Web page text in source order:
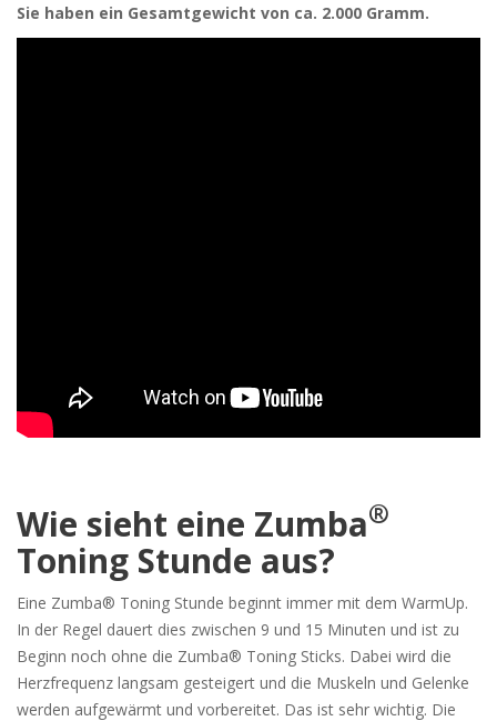
Sie haben ein Gesamtgewicht von ca. 2.000 Gramm.
Wie sieht eine Zumba®
Toning Stunde aus?
Eine Zumba® Toning Stunde beginnt immer mit dem WarmUp.
In der Regel dauert dies zwischen 9 und 15 Minuten und ist zu
Beginn noch ohne die Zumba® Toning Sticks. Dabei wird die
Herzfrequenz langsam gesteigert und die Muskeln und Gelenke
werden aufgewärmt und vorbereitet. Das ist sehr wichtig. Die